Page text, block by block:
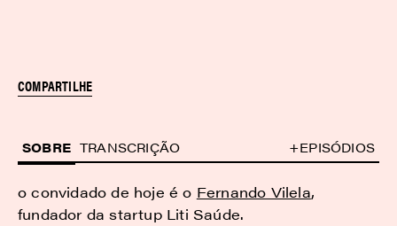
COMPARTILHE
SOBRE TRANSCRIÇÃO +EPISÓDIOS
o convidado de hoje é o Fernando Vilela,
fundador da startup Liti Saúde.